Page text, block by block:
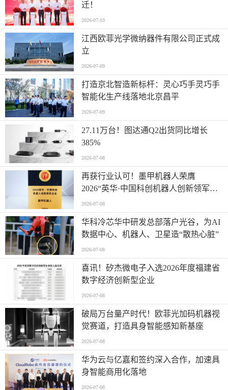
迁！
2026-07-10
江西欧菲光学微纳器件有限公司正式成
立
2026-07-09
打造京北智造新标杆：灵心巧手灵巧手
智能化生产线落地北京昌平
2026-07-09
27.11万台！图达通Q2出货同比增长
385%
2026-07-08
再获行业认可！墨甲机器人荣膺
2026“英华·中国科创机器人创新领军企
业”全产业链智能出海标杆
2026-07-08
华科冷芯华中研发总部落户光谷，为AI
数据中心、机器人、卫星造“散热心脏”
2026-07-08
喜讯！矽杰微电子入选2026年度福建省
数字经济创新型企业
2026-07-08
破局万台量产时代！欧菲光加码机器视
觉赛道，打造具身智能感知新基座
2026-07-08
华为云与亿嘉和签约深入合作，加速具
身智能商用化落地
2026-07-08